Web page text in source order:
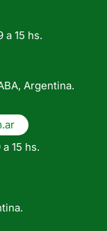
a 15 hs.
Argentina.
15 hs.